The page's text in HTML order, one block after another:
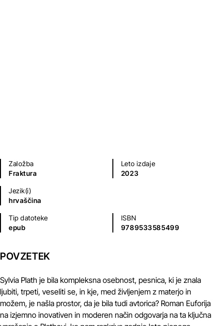
Založba
Fraktura
Leto izdaje
2023
Jezik(i)
hrvaščina
Tip datoteke
epub
ISBN
9789533585499
POVZETEK
Sylvia Plath je bila kompleksna osebnost, pesnica, ki je znala
ljubiti, trpeti, veseliti se, in kje, med življenjem z materjo in
možem, je našla prostor, da je bila tudi avtorica? Roman Euforija
na izjemno inovativen in moderen način odgovarja na ta ključna